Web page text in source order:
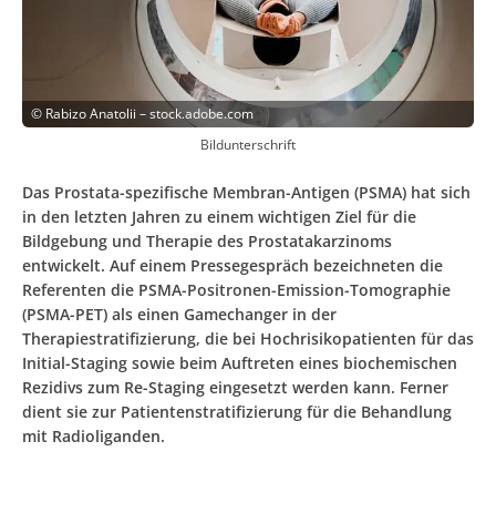
© Rabizo Anatolii – stock.adobe.com
Bildunterschrift
Das Prostata-spezifische Membran-Antigen (PSMA) hat sich
in den letzten Jahren zu einem wichtigen Ziel für die
Bildgebung und Therapie des Prostatakarzinoms
entwickelt. Auf einem Pressegespräch bezeichneten die
Referenten die PSMA-Positronen-Emission-Tomographie
(PSMA-PET) als einen Gamechanger in der
Therapiestratifizierung, die bei Hochrisikopatienten für das
Initial-Staging sowie beim Auftreten eines biochemischen
Rezidivs zum Re-Staging eingesetzt werden kann. Ferner
dient sie zur Patientenstratifizierung für die Behandlung
mit Radioliganden.